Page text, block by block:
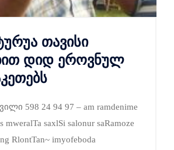
თავისი
დიდ ეროვნულ
598 24 94 97 – am ramdenime
mweralTa saxlSi salonur saRamoze
RlontTan~ imyofeboda